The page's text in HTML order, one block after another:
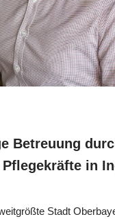
Betreuung
in
Stadt